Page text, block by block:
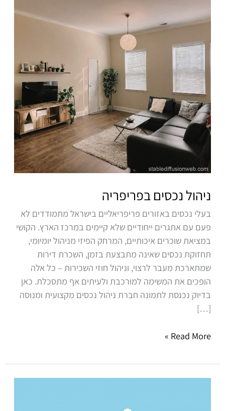
ניהול נכסים בפריפריה
בעלי נכסים באזורים פריפריאליים בישראל מתמודדים לא
פעם עם אתגרים ייחודיים שלא קיימים במרכז הארץ. הקושי
במציאת שוכרים איכותיים, המרחק הפיזי מניהול יומיומי,
תחזוקת נכסים שאינה מתבצעת בזמן, השכרת דירות
שמתארכת מעבר לרצוי, וניהול חוזי השכירות – כל אלה
הופכים את המשימה למורכבת ולעיתים אף מתסכלת. כאן
בדיוק נכנסת לתמונה חברת ניהול נכסים מקצועית ומנוסה
[…]
Read More »